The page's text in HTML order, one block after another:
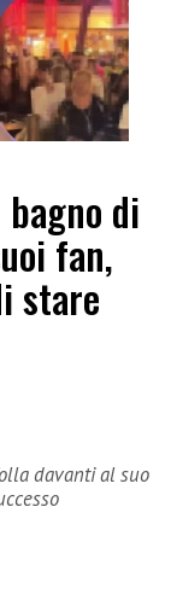
di
fan,
stare
davanti al suo